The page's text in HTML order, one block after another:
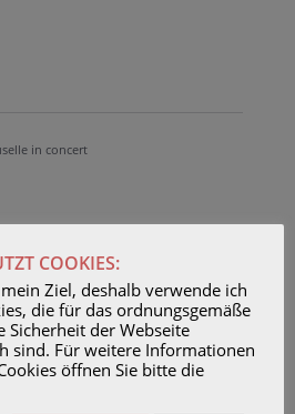
in concert
Glibberfrosch über 60.000
COOKIES:
Ziel, deshalb verwende ich
die für das ordnungsgemäße
Sicherheit der Webseite
sind. Für weitere Informationen
öffnen Sie bitte die